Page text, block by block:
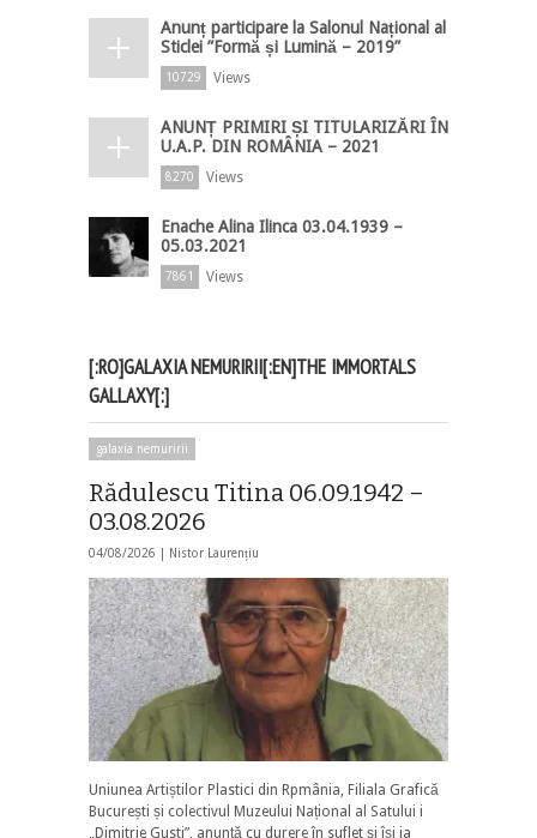
Anunț participare la Salonul Național al
Sticlei ”Formă și Lumină – 2019”
10729 Views
ANUNȚ PRIMIRI ȘI TITULARIZĂRI ÎN
U.A.P. DIN ROMÂNIA – 2021
8270 Views
Enache Alina Ilinca 03.04.1939 –
05.03.2021
7861 Views
[:RO]GALAXIA NEMURIRII[:EN]THE IMMORTALS
GALLAXY[:]
galaxia nemuririi
Rădulescu Titina 06.09.1942 –
03.08.2026
04/08/2026 | Nistor Laurențiu
Uniunea Artiștilor Plastici din Rpmânia, Filiala Grafică
București și colectivul Muzeului Național al Satului i
„Dimitrie Gusti”, anunță cu durere în suflet și își ia